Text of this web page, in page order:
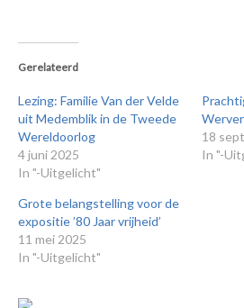
Gerelateerd
Lezing: Familie Van der Velde
uit Medemblik in de Tweede
Wereldoorlog
4 juni 2025
In "-Uitgelicht"
18
In "-
Grote belangstelling voor de
expositie ’80 Jaar vrijheid’
11 mei 2025
In "-Uitgelicht"